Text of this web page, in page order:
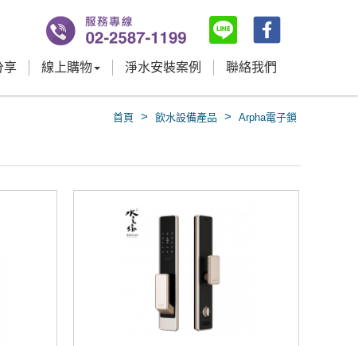
享 線上購物 淨水安裝案例 聯絡我們
首頁 > 飲水設備產品 > Arpha電子鎖